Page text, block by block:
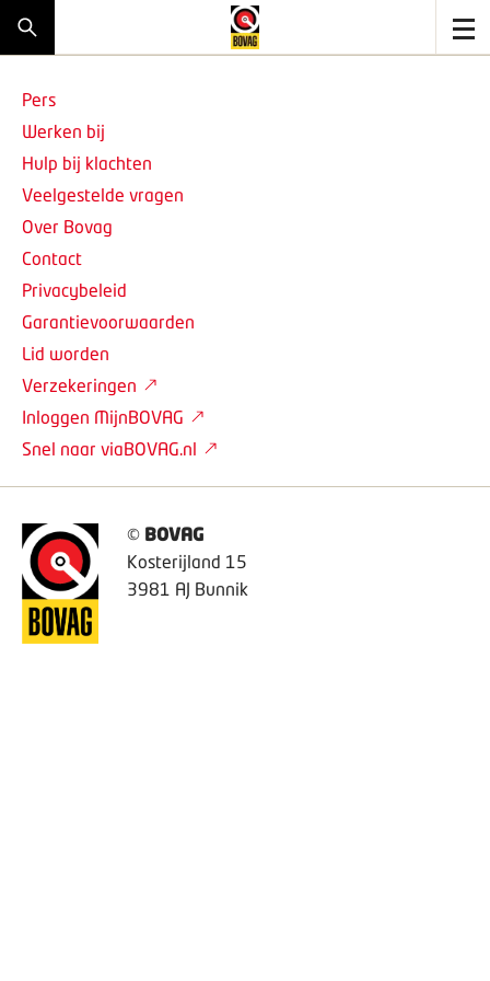
© BOVAG
Kosterijland 15
3981 AJ Bunnik
Pers
Werken bij
Hulp bij klachten
Veelgestelde vragen
Over Bovag
Contact
Privacybeleid
Garantievoorwaarden
Lid worden
Verzekeringen
Inloggen MijnBOVAG
Snel naar viaBOVAG.nl